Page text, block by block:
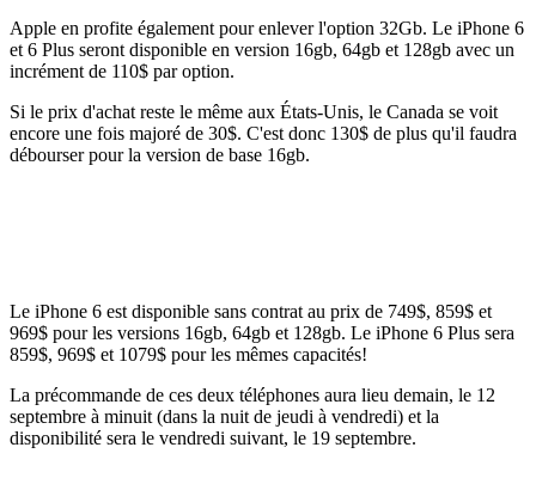
Apple en profite également pour enlever l'option 32Gb. Le iPhone 6
et 6 Plus seront disponible en version 16gb, 64gb et 128gb avec un
incrément de 110$ par option.
Si le prix d'achat reste le même aux États-Unis, le Canada se voit
encore une fois majoré de 30$. C'est donc 130$ de plus qu'il faudra
débourser pour la version de base 16gb.
Le iPhone 6 est disponible sans contrat au prix de 749$, 859$ et
969$ pour les versions 16gb, 64gb et 128gb. Le iPhone 6 Plus sera
859$, 969$ et 1079$ pour les mêmes capacités!
La précommande de ces deux téléphones aura lieu demain, le 12
septembre à minuit (dans la nuit de jeudi à vendredi) et la
disponibilité sera le vendredi suivant, le 19 septembre.